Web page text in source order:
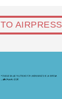
AIRPRESS